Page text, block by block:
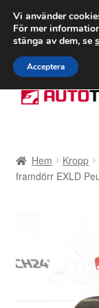
Hoppa
till
Hoppa
till
Betalningar
Hem Kropp
framdörr EXLD
Vi använder
För mer
stänga av dem, se
Acceptera